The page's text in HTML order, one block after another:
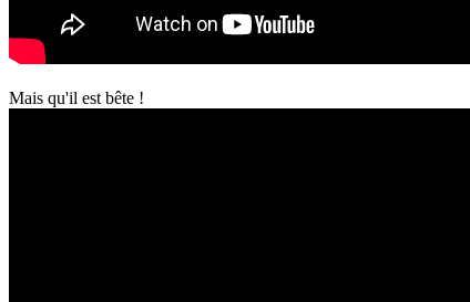
Mais qu'il est bête !